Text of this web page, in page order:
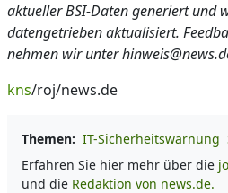
aktueller BSI-Daten generiert und
datengetrieben aktualisiert.
nehmen wir unter
kns/roj/news.de
Themen: IT-Sicherheitswarnung
Erfahren Sie hier mehr über die
und die Redaktion von news.de.